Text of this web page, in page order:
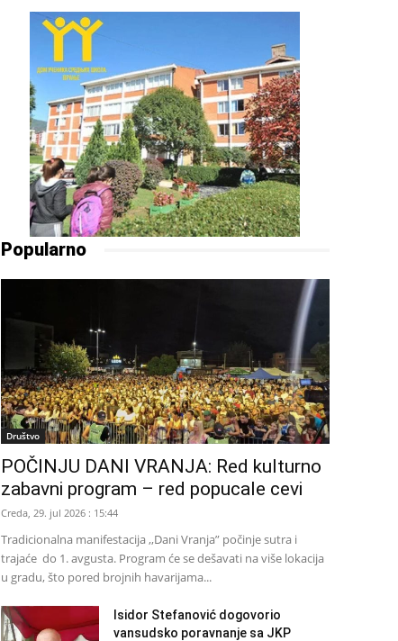
Popularno
Društvo
POČINJU DANI VRANJA: Red kulturno
zabavni program – red popucale cevi
Creda, 29. jul 2026 : 15:44
Tradicionalna manifestacija ,,Dani Vranja” počinje sutra i
trajaće do 1. avgusta. Program će se dešavati na više lokacija
u gradu, što pored brojnih havarijama...
Isidor Stefanović dogovorio
vansudsko poravnanje sa JKP